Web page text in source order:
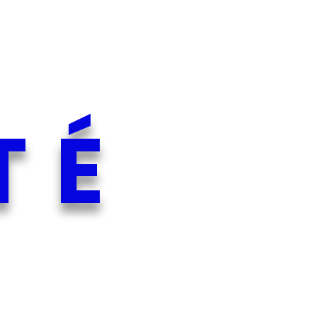
vos
T É
Grâce à nos
formateurs
XPERTS